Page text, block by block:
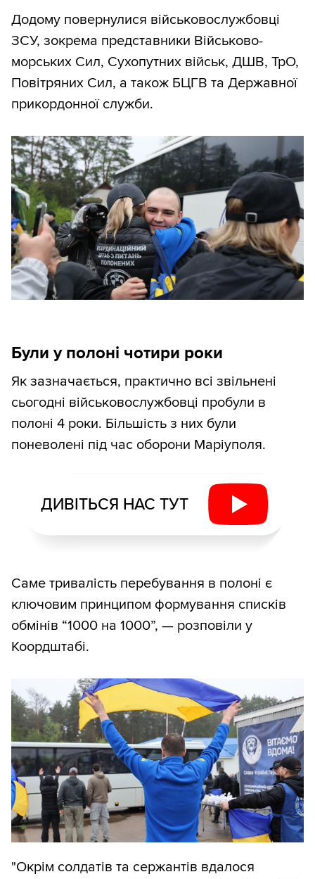
Додому повернулися військовослужбовці
ЗСУ, зокрема представники Військово-
морських Сил, Сухопутних військ, ДШВ, ТрО,
Повітряних Сил, а також БЦГВ та Державної
прикордонної служби.
Були у полоні чотири роки
Як зазначається, практично всі звільнені
сьогодні військовослужбовці пробули в
полоні 4 роки. Більшість з них були
поневолені під час оборони Маріуполя.
ДИВІТЬСЯ НАС ТУТ
Саме тривалість перебування в полоні є
ключовим принципом формування списків
обмінів “1000 на 1000”, — розповіли у
Коордштабі.
"Окрім солдатів та сержантів вдалося